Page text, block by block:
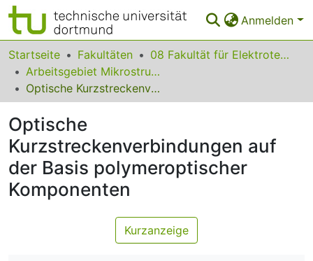
Anmelden
Bereiche & Sammlungen
Das gesamte Repositorium
FAQ
Leitlinien
Zurück zur Startseite
Startseite Fakultäten
08 Fakultät für Elektrotechnik und Informationstechnik
Arbeitsgebiet Mikrostrukturtechnik
Optische Kurzstreckenverbindungen auf der Basis polymeroptischer Komponenten
Optische
Kurzstreckenverbindungen auf
der Basis polymeroptischer
Komponenten
Kurzanzeige